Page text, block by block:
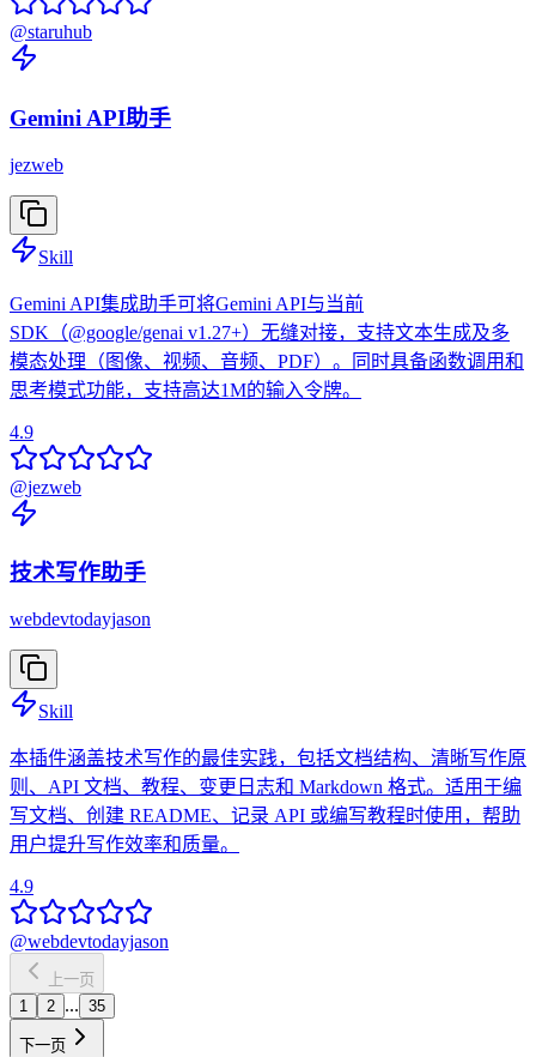
@staruhub
Gemini API助手
jezweb
Skill
Gemini API集成助手可将Gemini API与当前
SDK（@google/genai v1.27+）无缝对接，支持文本生成及多
模态处理（图像、视频、音频、PDF）。同时具备函数调用和
思考模式功能，支持高达1M的输入令牌。
4.9
@jezweb
技术写作助手
webdevtodayjason
Skill
本插件涵盖技术写作的最佳实践，包括文档结构、清晰写作原
则、API 文档、教程、变更日志和 Markdown 格式。适用于编
写文档、创建 README、记录 API 或编写教程时使用，帮助
用户提升写作效率和质量。
4.9
@webdevtodayjason
上一页
1
2 ... 35
下一页